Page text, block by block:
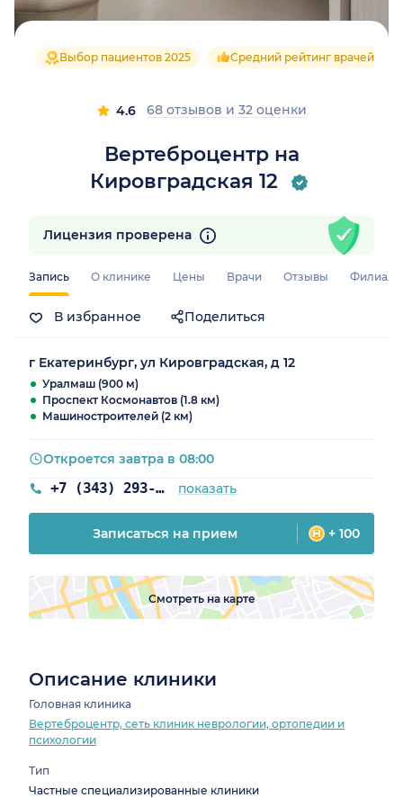
Вертеброцентр на
Кировградская 12
Выбор пациентов 2025 Средний рейтинг врачей 4.7
4.6 68 отзывов и 32 оценки
Запись О клинике Цены Врачи Отзывы Филиалы
В избранное Поделиться
Лицензия проверена
г Екатеринбург, ул Кировградская, д 12
Уралмаш (900 м)
Проспект Космонавтов (1.8 км)
Машиностроителей (2 км)
+7 (343) 293-30-54 показать
Откроется завтра в 08:00
Записаться на прием + 100
Смотреть на карте
Описание клиники
Головная клиника
Вертеброцентр, сеть клиник неврологии, ортопедии и
психологии
Тип
Частные специализированные клиники